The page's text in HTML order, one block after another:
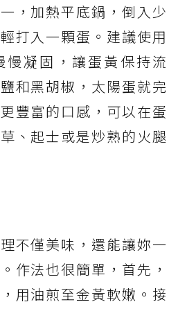
，加熱平底鍋，倒入少
打入一顆蛋。建議使用
慢凝固，讓蛋黃保持流
和黑胡椒，太陽蛋就完
豐富的口感，可以在蛋
、起士或是炒熟的火腿
不僅美味，還能讓妳一
作法也很簡單，首先，
用油煎至金黃軟嫩。接